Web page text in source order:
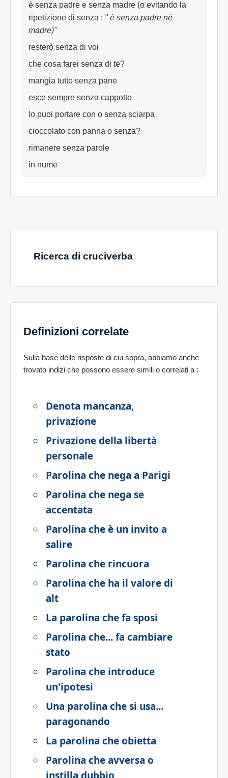
è senza padre e senza madre (o evitando la
ripetizione di senza : " è senza padre né
madre)"
resterò senza di voi
che cosa farei senza di te?
mangia tutto senza pane
esce sempre senza cappotto
lo puoi portare con o senza sciarpa
cioccolato con panna o senza?
rimanere senza parole
in nume
Ricerca di cruciverba
Definizioni correlate
Sulla base delle risposte di cui sopra, abbiamo anche
trovato indizi che possono essere simili o correlati a :
Denota mancanza,
privazione
Privazione della libertà
personale
Parolina che nega a Parigi
Parolina che nega se
accentata
Parolina che è un invito a
salire
Parolina che rincuora
Parolina che ha il valore di
alt
La parolina che fa sposi
Parolina che... fa cambiare
stato
Parolina che introduce
un'ipotesi
Una parolina che si usa...
paragonando
La parolina che obietta
Parolina che avversa o